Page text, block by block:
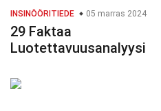
INSINÖÖRITIEDE 05 marras 2024
29 Faktaa
Luotettavuusanalyysi